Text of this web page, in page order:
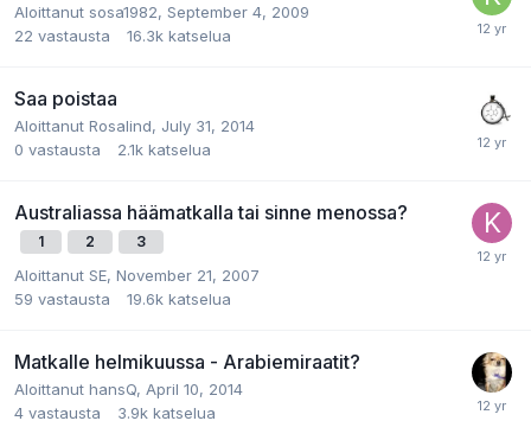
Aloittanut sosa1982, September 4, 2009
22 vastausta 16.3k katselua
Saa poistaa
Aloittanut Rosalind, July 31, 2014
0 vastausta 2.1k katselua
Australiassa häämatkalla tai sinne menossa?
1 2 3
Aloittanut SE, November 21, 2007
59 vastausta 19.6k katselua
Matkalle helmikuussa - Arabiemiraatit?
Aloittanut hansQ, April 10, 2014
4 vastausta 3.9k katselua